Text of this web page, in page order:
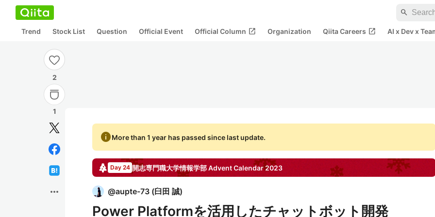
search
Trend Stock List Question Official Event Official Column open_in_new Organization Qiita Careers open_in_new AI x Dev x
2
1
more_horiz
infoMore than 1 year has passed since last update.
Day 24 開志専門職大学情報学部Advent Calendar 2023
@aupte-73 (臼田 誠)
Power Platformを活用したチャットボット開発